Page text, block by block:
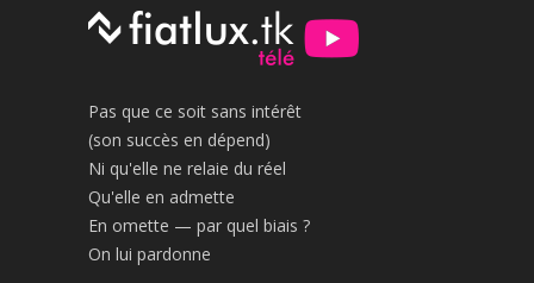
Pas que ce soit sans intérêt
(son succès en dépend)
Ni qu'elle ne relaie du réel
Qu'elle en admette
En omette — par quel biais ?
On lui pardonne